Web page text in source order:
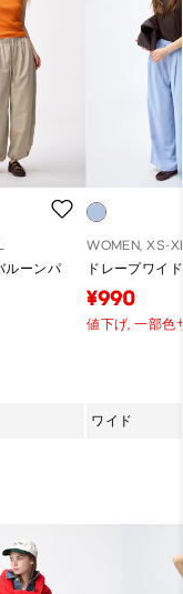
ルーンパ
WOMEN, XS-
ドレープワイ
¥990
値下げ,一部色
ワイド